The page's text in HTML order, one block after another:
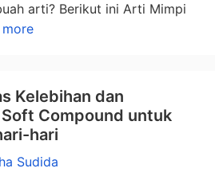
arti? Berikut ini Arti Mimpi
more
Kelebihan dan
Compound untuk
hari
Sudida